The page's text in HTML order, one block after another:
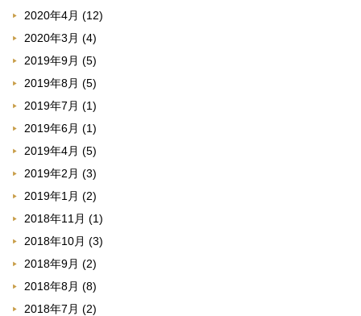
2020年4月 (12)
2020年3月 (4)
2019年9月 (5)
2019年8月 (5)
2019年7月 (1)
2019年6月 (1)
2019年4月 (5)
2019年2月 (3)
2019年1月 (2)
2018年11月 (1)
2018年10月 (3)
2018年9月 (2)
2018年8月 (8)
2018年7月 (2)